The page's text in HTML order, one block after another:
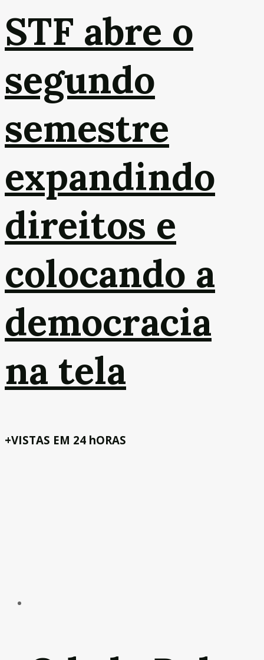
STF abre o
segundo
semestre
expandindo
direitos e
colocando a
democracia
na tela
+VISTAS EM 24 hORAS